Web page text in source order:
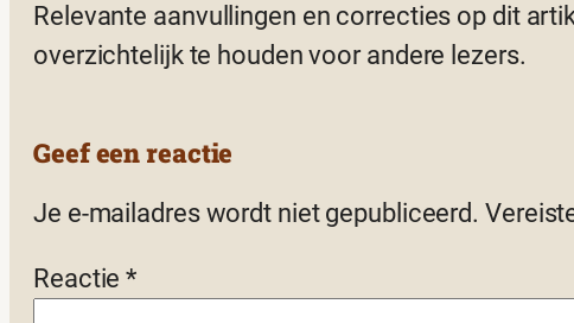
Relevante aanvullingen en correcties op dit
overzichtelijk te houden voor andere lezers.
Geef een reactie
Je e-mailadres wordt niet gepubliceerd.
Reactie*